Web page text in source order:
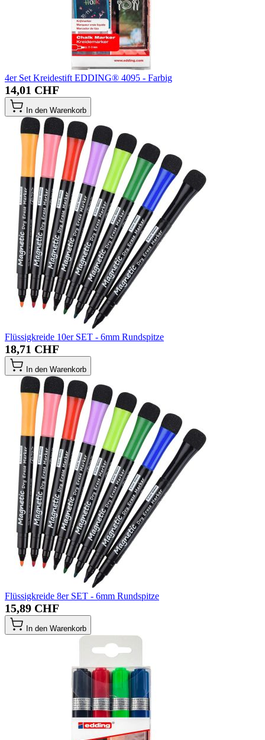
4er Set Kreidestift EDDING® 4095 - Farbig
14,01 CHF
In den Warenkorb
Flüssigkreide 10er SET - 6mm Rundspitze
18,71 CHF
In den Warenkorb
Flüssigkreide 8er SET - 6mm Rundspitze
15,89 CHF
In den Warenkorb